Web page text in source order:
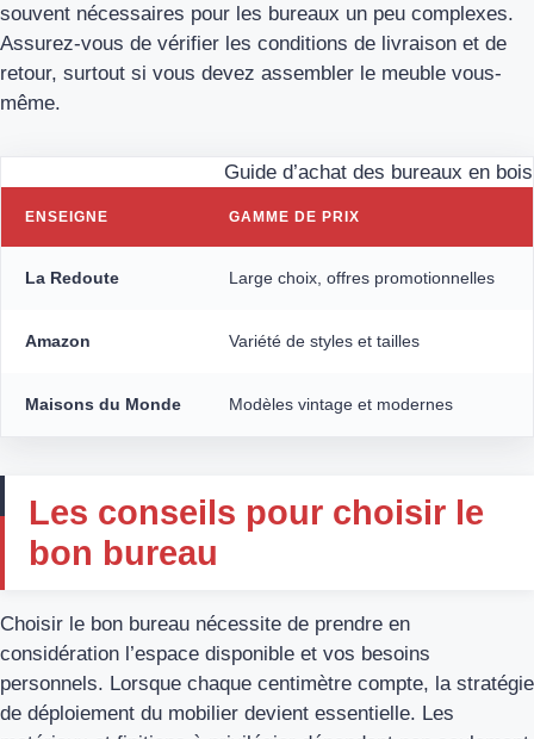
souvent nécessaires pour les bureaux un peu complexes.
Assurez-vous de vérifier les conditions de livraison et de
retour, surtout si vous devez assembler le meuble vous-
même.
Guide d’achat des bureaux en
ENSEIGNE GAMME DE PRIX
La Redoute Large choix, offres promotionnelles
Amazon Variété de styles et tailles
Maisons du Monde Modèles vintage et modernes
Les conseils pour choisir le
bon bureau
Choisir le bon bureau nécessite de prendre en
considération l’espace disponible et vos besoins
personnels. Lorsque chaque centimètre compte, la stratégie
de déploiement du mobilier devient essentielle. Les